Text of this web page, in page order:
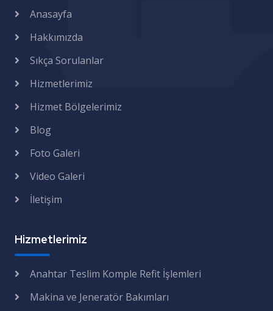
Anasayfa
Hakkımızda
Sıkça Sorulanlar
Hizmetlerimiz
Hizmet Bölgelerimiz
Blog
Foto Galeri
Video Galeri
İletişim
Hizmetlerimiz
Anahtar Teslim Komple Refit İşlemleri
Makina ve Jeneratör Bakımları